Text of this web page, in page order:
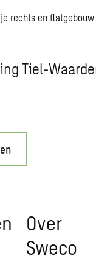
Tiel-
Over
Sweco